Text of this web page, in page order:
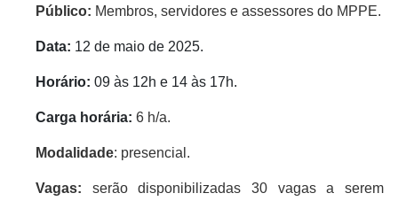
Público: Membros, servidores e assessores do MPPE.
Data: 12 de maio de 2025.
Horário: 09 às 12h e 14 às 17h.
Carga horária: 6 h/a.
Modalidade: presencial.
Vagas: serão disponibilizadas 30 vagas a serem